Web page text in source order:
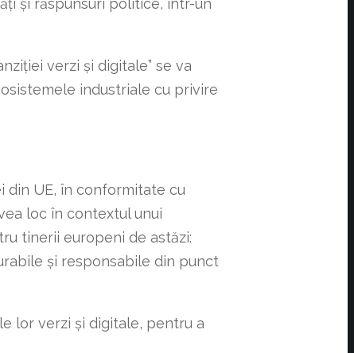
și răspunsuri politice, într-un
verzi și digitale” se va
industriale cu privire
din UE, în conformitate cu
loc în contextul unui
tinerii europeni de astăzi:
și responsabile din punct
lor verzi și digitale, pentru a